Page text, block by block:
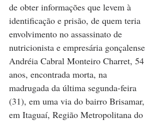
de obter informações que levem à
identificação e prisão, de quem teria
envolvimento no assassinato de
nutricionista e empresária gonçalense
Andréia Cabral Monteiro Charret, 54
anos, encontrada morta, na
madrugada da última segunda-feira
(31), em uma via do bairro Brisamar,
em Itaguaí, Região Metropolitana do